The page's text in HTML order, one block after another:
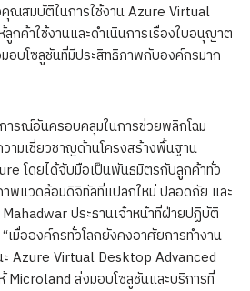
ณสมบัติในการใช้งาน Azure Virtual
กค้าใช้งานและดำเนินการเรื่องใบอนุญาต
อบโซลูชันที่มีประสิทธิภาพกับองค์กรมาก
ารณ์อันครอบคลุมในการช่วยพลิกโฉม
ามเชี่ยวชาญด้านโครงสร้างพื้นฐาน
โดยได้จับมือเป็นพันธมิตรกับลูกค้าทั่ว
พแวดล้อมดิจิทัลที่แปลกใหม่ ปลอดภัย และ
ประธานเจ้าหน้าที่ฝ่ายปฏิบัติ
มื่อองค์กรทั่วโลกยังคงอาศัยการทำงาน
Azure Virtual Desktop Advanced
Microland ส่งมอบโซลูชันและบริการที่